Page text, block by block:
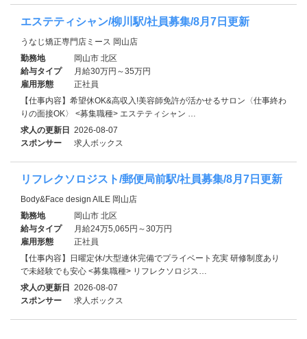
エステティシャン/柳川駅/社員募集/8月7日更新
うなじ矯正専門店ミース 岡山店
勤務地
岡山市 北区
給与タイプ
月給30万円～35万円
雇用形態
正社員
【仕事内容】希望休OK&高収入!美容師免許が活かせるサロン〈仕事終わ
りの面接OK〉 <募集職種> エステティシャン …
求人の更新日 2026-08-07
スポンサー
求人ボックス
リフレクソロジスト/郵便局前駅/社員募集/8月7日更新
Body&Face design AILE 岡山店
勤務地
岡山市 北区
給与タイプ
月給24万5,065円～30万円
雇用形態
正社員
【仕事内容】日曜定休/大型連休完備でプライベート充実 研修制度あり
で未経験でも安心 <募集職種> リフレクソロジス…
求人の更新日 2026-08-07
スポンサー
求人ボックス